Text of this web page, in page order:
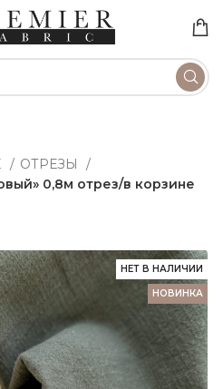
ОТРЕЗЫ
0,8м отрез/в корзине
НЕТ В НАЛИЧИИ
НОВИНКА